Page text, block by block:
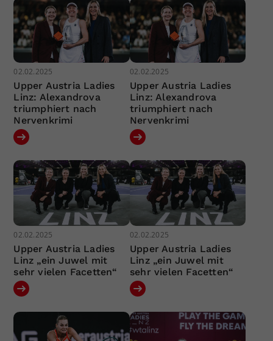
02.02.2025
Upper Austria Ladies
Linz: Alexandrova
triumphiert nach
Nervenkrimi
02.02.2025
Upper Austria Ladies
Linz: Alexandrova
triumphiert nach
Nervenkrimi
02.02.2025
Upper Austria Ladies
Linz „ein Juwel mit
sehr vielen Facetten“
02.02.2025
Upper Austria Ladies
Linz „ein Juwel mit
sehr vielen Facetten“